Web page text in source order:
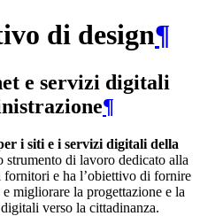
di design¶
e servizi digitali
¶
i siti e i servizi digitali della
strumento di lavoro dedicato alla
e ha l’obiettivo di fornire
migliorare la progettazione e la
verso la cittadinanza.